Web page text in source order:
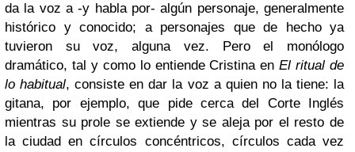
da la voz a -y habla por- algún personaje, generalmente
histórico y conocido; a personajes que de hecho ya
tuvieron su voz, alguna vez. Pero el monólogo
dramático, tal y como lo entiende Cristina enEl ritual de
lo habitual, consiste en dar la voz a quien no la tiene: la
gitana, por ejemplo, que pide cerca del Corte Inglés
mientras su prole se extiende y se aleja por el resto de
la ciudad en círculos concéntricos, círculos cada vez